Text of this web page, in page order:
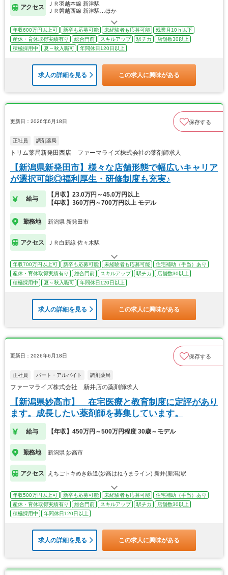
アクセス
ＪＲ羽越本線 新津駅
ＪＲ磐越西線 新津駅…ほか
年収600万円以上可 新卒も応募可能 未経験者も応募可能
残業月10ｈ以下
産休・育休取得実績有り
総合門前 スキルアップ 駅チカ
店舗数30以上
積極採用中
夏～秋入職可 年間休日120日以上
求人の詳細を見る この求人に興味がある
更新日：2026年6月18日 保存する
正社員 調剤薬局
トリム薬局新発田西店 ファーマライズ株式会社の薬剤師求人
【新潟県新発田市】様々な店舗形態で幅広いキャリア
が選択可能◎福利厚生・研修制度も充実♪
給与
【月収】23.0万円～45.0万円以上
【年収】360万円～700万円以上 モデル
勤務地 新潟県 新発田市
アクセス ＪＲ白新線 佐々木駅
年収700万円以上可 新卒も応募可能 未経験者も応募可能
住宅補助（手当）あり
産休・育休取得実績有り
総合門前 スキルアップ 駅チカ
店舗数30以上
積極採用中
夏～秋入職可 年間休日120日以上
求人の詳細を見る この求人に興味がある
更新日：2026年6月18日 保存する
正社員 パート・アルバイト 調剤薬局
ファーマライズ株式会社 新井店の薬剤師求人
【新潟県妙高市】 在宅医療と教育制度に定評があり
ます。成長したい薬剤師を募集しています。
給与 【年収】450万円～500万円程度 30歳～モデル
勤務地 新潟県 妙高市
アクセス えちごトキめき鉄道(妙高はねうまライン) 新井(新潟)駅
年収500万円以上可 新卒も応募可能 未経験者も応募可能
住宅補助（手当）あり
産休・育休取得実績有り
総合門前 スキルアップ 駅チカ
店舗数30以上
積極採用中
年間休日120日以上
求人の詳細を見る この求人に興味がある